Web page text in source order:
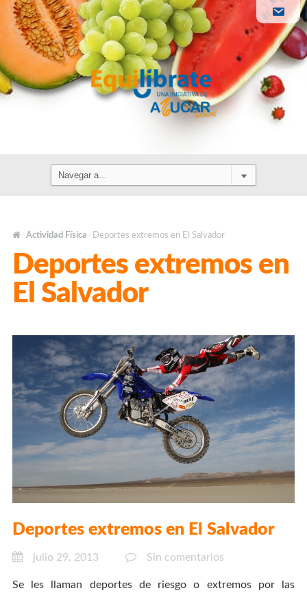
/ Actividad Física / Deportes extremos en El Salvador
Deportes extremos en
El Salvador
Deportes extremos en El Salvador
julio 29, 2013 Sin comentarios
Se les llaman deportes de riesgo o extremos por las